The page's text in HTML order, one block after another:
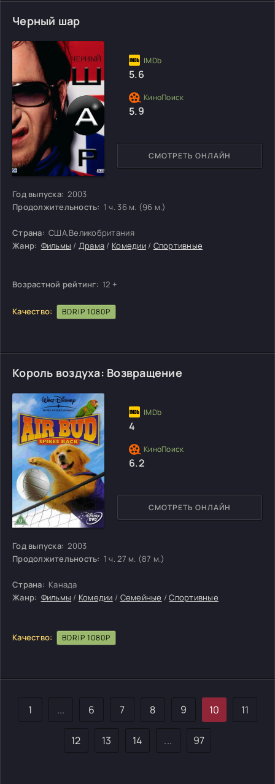
Черный шар
Год выпуска: 2003
Продолжительность: 1 ч. 36 м. (96 м.)
Страна: США,Великобритания
Жанр: Фильмы / Драма / Комедии/ Спортивные
Возрастной рейтинг: 12 +
Качество: BDRIP 1080P
СМОТРЕТЬ ОНЛАЙН
5.6
5.9
Король воздуха: Возвращение
Год выпуска: 2003
Продолжительность: 1 ч. 27 м. (87 м.)
Страна: Канада
Жанр: Фильмы / Комедии / Семейные /Спортивные
Качество: BDRIP 1080P
СМОТРЕТЬ ОНЛАЙН
4
6.2
1 ... 6 7 8 9 10 11
12 13 14 ... 97